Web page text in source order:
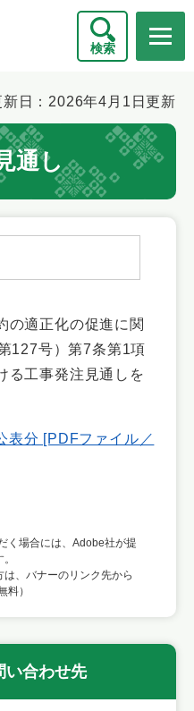
検索
新日：2026年4月1日更新
通し
の適正化の促進に関
127号）第7条第1項
る工事発注見通しを
表分 [PDFファイル／
く場合には、Adobe社が提
、バナーのリンク先から
料）
い合わせ先